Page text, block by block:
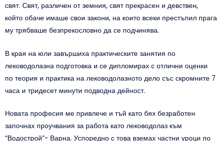
свят. Свят, различен от земния, свят прекрасен и девствен,
който обаче имаше свои закони, на които всеки престъпил прага
му трябваше безпрекословно да се подчинява.
В края на юли завършиха практическите занятия по
леководолазна подготовка и се дипломирах с отлични оценки
по теория и практика на леководолазното дело със скромните 7
часа и тридесет минути подводна дейност.
Новата професия ме привлече и тъй като бях безработен
започнах проучвания за работа като леководолаз към
“Водострой”- Варна. Успоредно с това вземах частни уроци по